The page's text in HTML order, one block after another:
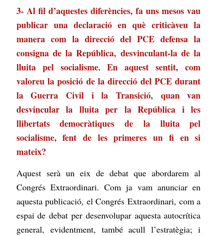
3- Al fil d’aquestes diferències, fa uns mesos vau
publicar una declaració en què criticàveu la
manera com la direcció del PCE defensa la
consigna de la República, desvinculant-la de la
lluita pel socialisme. En aquest sentit, com
valoreu la posició de la direcció del PCE durant
la Guerra Civil i la Transició, quan van
desvincular la lluita per la República i les
llibertats democràtiques de la lluita pel
socialisme, fent de les primeres un fi en si
mateix?
Aquest serà un eix de debat que abordarem al
Congrés Extraordinari. Com ja vam anunciar en
aquesta publicació, el Congrés Extraordinari, com a
espai de debat per desenvolupar aquesta autocrítica
general, evidentment, també acull l’estratègia; i